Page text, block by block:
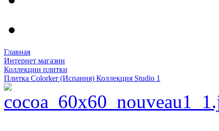
Главная
Интернет магазин
Коллекции плитки
Плитка Colorker (Испания) Коллекция Studio 1